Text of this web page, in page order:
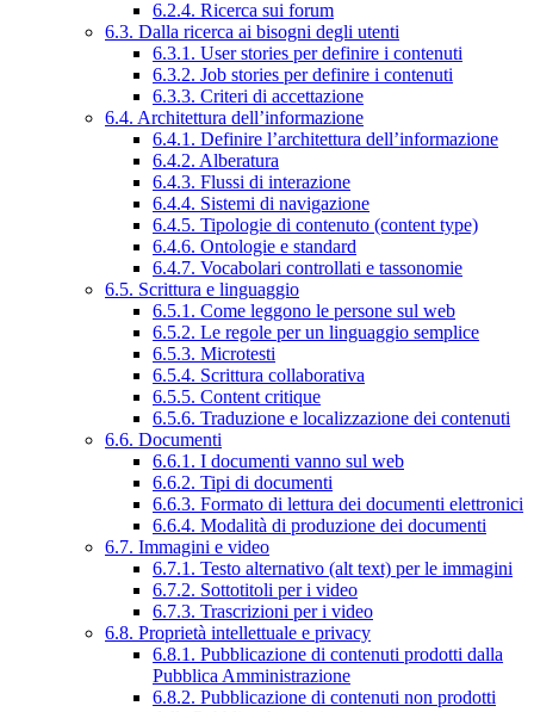
6.2.4. Ricerca sui forum
6.3. Dalla ricerca ai bisogni degli utenti
6.3.1. User stories per definire i contenuti
6.3.2. Job stories per definire i contenuti
6.3.3. Criteri di accettazione
6.4. Architettura dell’informazione
6.4.1. Definire l’architettura dell’informazione
6.4.2. Alberatura
6.4.3. Flussi di interazione
6.4.4. Sistemi di navigazione
6.4.5. Tipologie di contenuto (content type)
6.4.6. Ontologie e standard
6.4.7. Vocabolari controllati e tassonomie
6.5. Scrittura e linguaggio
6.5.1. Come leggono le persone sul web
6.5.2. Le regole per un linguaggio semplice
6.5.3. Microtesti
6.5.4. Scrittura collaborativa
6.5.5. Content critique
6.5.6. Traduzione e localizzazione dei contenuti
6.6. Documenti
6.6.1. I documenti vanno sul web
6.6.2. Tipi di documenti
6.6.3. Formato di lettura dei documenti elettronici
6.6.4. Modalità di produzione dei documenti
6.7. Immagini e video
6.7.1. Testo alternativo (alt text) per le immagini
6.7.2. Sottotitoli per i video
6.7.3. Trascrizioni per i video
6.8. Proprietà intellettuale e privacy
6.8.1. Pubblicazione di contenuti prodotti dalla
Pubblica Amministrazione
6.8.2. Pubblicazione di contenuti non prodotti